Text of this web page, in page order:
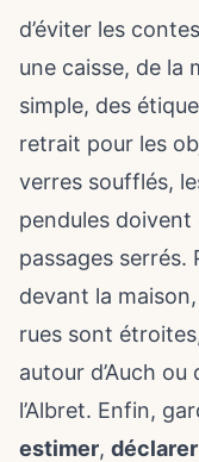
d’éviter les
une caisse, de la
simple, des
retrait pour les
verres soufflés,
pendules doivent
passages serrés.
devant la
rues sont
autour d’Auch
l’Albret. Enfin,
estimer, déclarer